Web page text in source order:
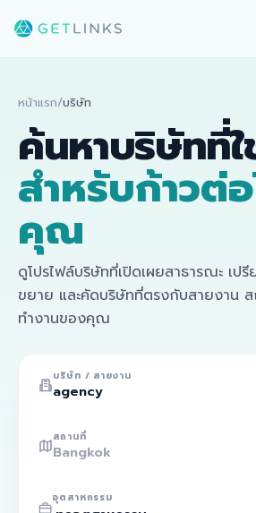
หน้าแรก/บริษัท
ค้นหาบริษัทที่
สำหรับก้าวต่
คุณ
ดูโปรไฟล์บริษัทที่เปิดเผยสาธารณะ เป
ขยาย และคัดบริษัทที่ตรงกับสายงาน ส
ทำงานของคุณ
บริษัท / สายงาน
สถานที่
อุตสาหกรรม